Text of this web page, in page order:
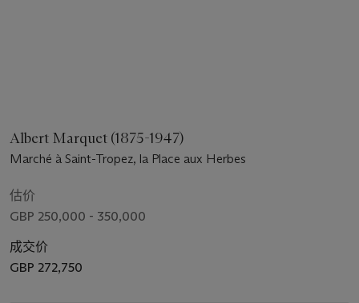
Albert Marquet (1875-1947)
Marché à Saint-Tropez, la Place aux Herbes
估价
GBP 250,000 - 350,000
成交价
GBP 272,750